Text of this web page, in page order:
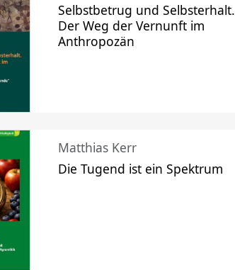
Selbstbetrug und Selbsterhalt.
Der Weg der Vernunft im
Anthropozän
Matthias Kerr
Die Tugend ist ein Spektrum